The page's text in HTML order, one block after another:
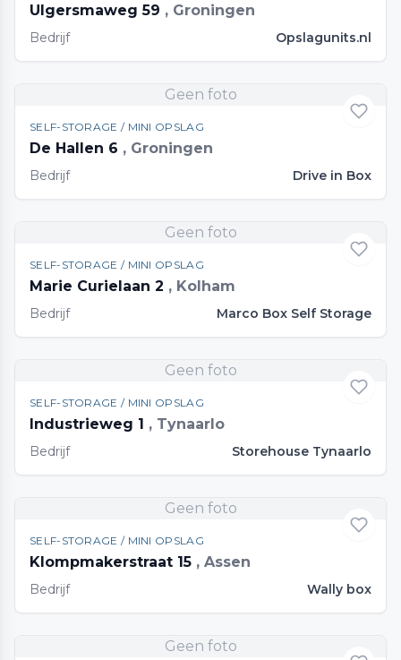
Ulgersmaweg 59 , Groningen
Bedrijf Opslagunits.nl
Geen foto
SELF-STORAGE / MINI OPSLAG
De Hallen 6 , Groningen
Bedrijf Drive in Box
Geen foto
SELF-STORAGE / MINI OPSLAG
Marie Curielaan 2 , Kolham
Bedrijf Marco Box Self Storage
Geen foto
SELF-STORAGE / MINI OPSLAG
Industrieweg 1 , Tynaarlo
Bedrijf Storehouse Tynaarlo
Geen foto
SELF-STORAGE / MINI OPSLAG
Klompmakerstraat 15 , Assen
Bedrijf Wally box
Geen foto